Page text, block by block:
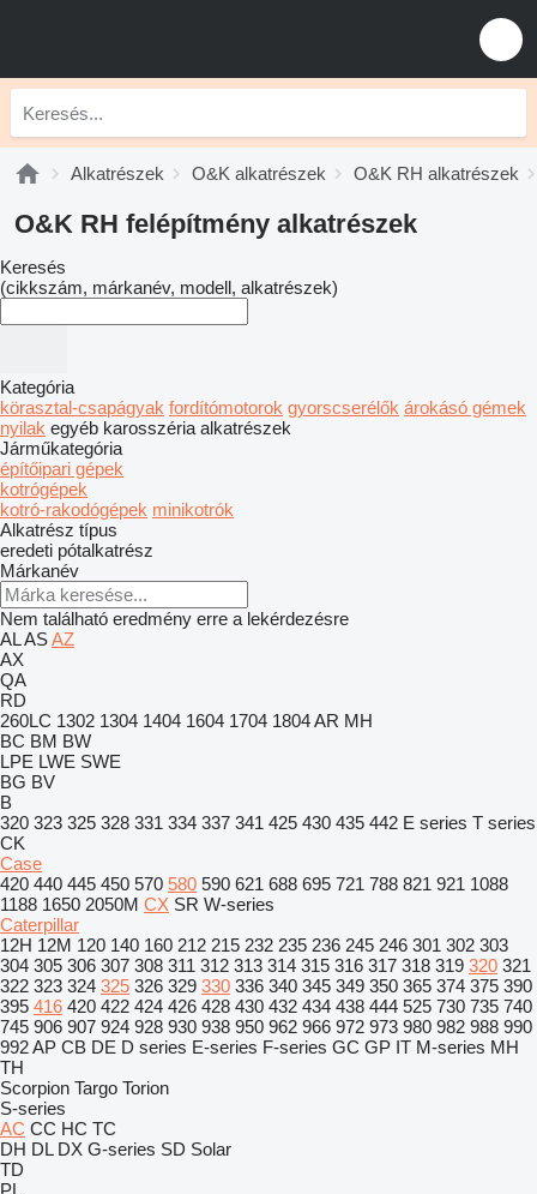
Alkatrészek O&K alkatrészek O&K RH alkatrészek
O&K RH felépítmény alkatrészek
Keresés
(cikkszám, márkanév, modell, alkatrészek)
Kategória
körasztal-csapágyak fordítómotorok gyorscserélők árokásó gémek
nyilak egyéb karosszéria alkatrészek
Járműkategória
építőipari gépek
kotrógépek
kotró-rakodógépek minikotrók
Alkatrész típus
eredeti pótalkatrész
Márkanév
Nem található eredmény erre a lekérdezésre
ALASAZ
AX
QA
RD
260LC 1302 1304 1404 1604 1704 1804AR MH
BC BM BW
LPE LWE SWE
BG BV
B
320 323 325 328 331 334 337 341 425 430 435 442 E series T series
CK
Case
420 440 445 450 570 580 590 621 688 695 721 788 821 921 1088
1188 1650 2050M CX SR W-series
Caterpillar
12H 12M 120 140 160 212 215 232 235 236 245 246 301 302 303
304 305 306 307 308 311 312 313 314 315 316 317 318 319 320 321
322 323 324 325 326 329 330 336 340 345 349 350 365 374 375 390
395 416 420 422 424 426 428 430 432 434 438 444 525 730 735 740
745 906 907 924 928 930 938 950 962 966 972 973 980 982 988 990
992AP CB DE D series E-series F-series GC GP IT M-series MH
TH
Scorpion Targo Torion
S-series
AC CC HC TC
DH DL DX G-series SD Solar
TD
PL